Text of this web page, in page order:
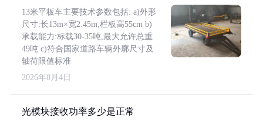
13米平板车主要技术参数包括: a)外形
尺寸:长13m×宽2.45m,栏板高55cm b)
承载能力:标载30-35吨,最大允许总重
49吨 c)符合国家道路车辆外廓尺寸及
轴荷限值标准
2026年8月4日
光模块接收功率多少是正常